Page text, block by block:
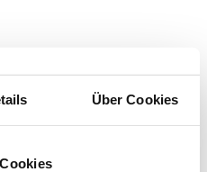
Über Cookies